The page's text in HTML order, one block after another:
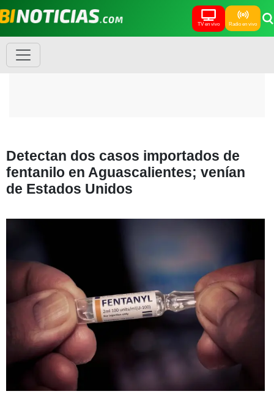
TV en vivo Radio en vivo
Detectan dos casos importados de
fentanilo en Aguascalientes; venían
de Estados Unidos